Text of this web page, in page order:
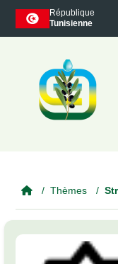
Skip to main content
République
Tunisienne
Thèmes